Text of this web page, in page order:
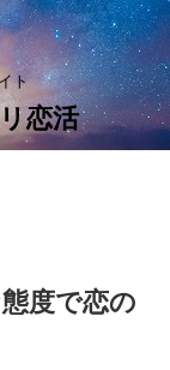
ト
恋活
度で恋の